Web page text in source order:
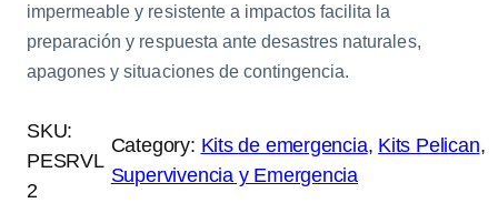
impermeable y resistente a impactos facilita la
preparación y respuesta ante desastres naturales,
apagones y situaciones de contingencia.
SKU:
PESRVL
2
Category: Kits de emergencia, Kits Pelican
Supervivencia y Emergencia